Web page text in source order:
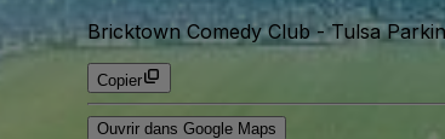
Bricktown Comedy Club - Tulsa
Copier
Ouvrir dans Google Maps